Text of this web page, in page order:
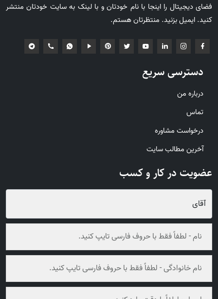
فضای دیجیتال را اینجا با نام خودتان و با لینک به سایت خودتان منتشر
کنید. ایمیل بزنید. منتظرتان هستم.
دسترسی سریع
درباره من
تماس
درخواست مشاوره
آخرین مطالب سایت
عضویت در کار و کسب